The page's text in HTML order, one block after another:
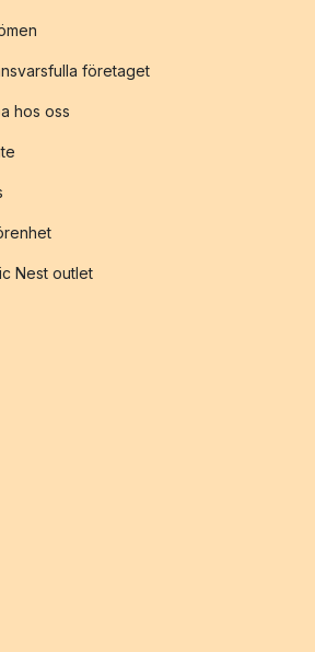
företaget
hos oss
Nest outlet